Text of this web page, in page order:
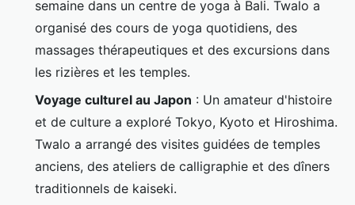
semaine dans un centre de yoga à Bali. Twalo a
organisé des cours de yoga quotidiens, des
massages thérapeutiques et des excursions dans
les rizières et les temples.
Voyage culturel au Japon : Un amateur d'histoire
et de culture a exploré Tokyo, Kyoto et Hiroshima.
Twalo a arrangé des visites guidées de temples
anciens, des ateliers de calligraphie et des dîners
traditionnels de kaiseki.